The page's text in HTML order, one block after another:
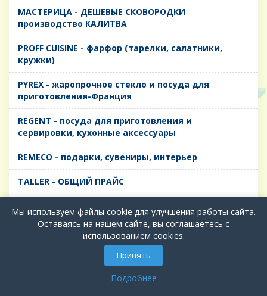
MАСТЕРИЦА - ДЕШЕВЫЕ СКОВОРОДКИ
производство КАЛИТВА
PROFF CUISINE - фарфор (тарелки, салатники,
кружки)
PYREX - жаропрочное стекло и посуда для
приготовления-Франция
REGENT - посуда для приготовления и
сервировки, кухонные аксессуары
REMECO - подарки, сувениры, интерьер
TALLER - ОБЩИЙ ПРАЙС
TIMA - посуда для приготовления и сервировки,
кухонные аксессуары
БИОСТАЛЬ - ТЕРМОСА
Мы используем файлы cookie для улучшения работы сайта.
Оставаясь на нашем сайте, вы соглашаетесь с
использованием cookies.
Принять
Подробнее